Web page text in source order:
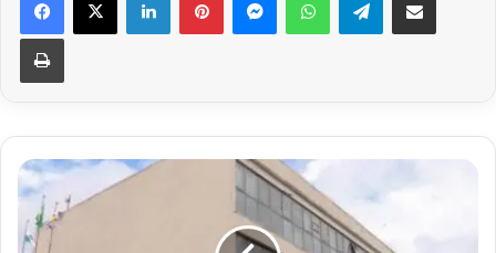
Imprimir
Dívida
de
Apucarana:
bloqueio